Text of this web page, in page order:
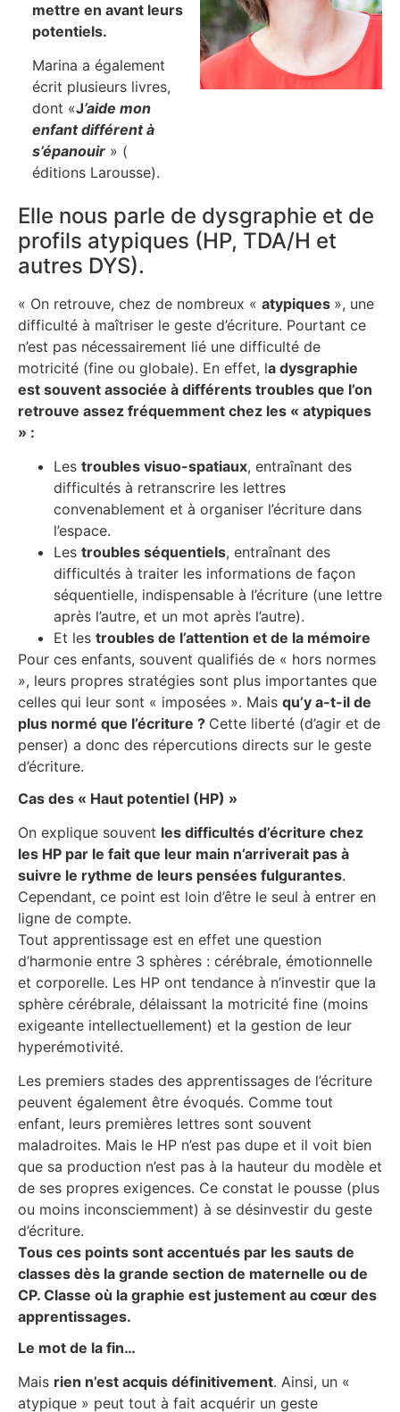
mettre en avant leurs
potentiels.
Marina a également
écrit plusieurs livres,
dont «J’aide mon
enfant différent à
s’épanouir » (
éditions Larousse).
Elle nous parle de dysgraphie et de
profils atypiques (HP, TDA/H et
autres DYS).
« On retrouve, chez de nombreux « atypiques », une
difficulté à maîtriser le geste d’écriture. Pourtant ce
n’est pas nécessairement lié une difficulté de
motricité (fine ou globale). En effet, la dysgraphie
est souvent associée à différents troubles que l’on
retrouve assez fréquemment chez les « atypiques
» :
Les troubles visuo-spatiaux, entraînant des
difficultés à retranscrire les lettres
convenablement et à organiser l’écriture dans
l’espace.
Les troubles séquentiels, entraînant des
difficultés à traiter les informations de façon
séquentielle, indispensable à l’écriture (une lettre
après l’autre, et un mot après l’autre).
Et les troubles de l’attention et de la mémoire
Pour ces enfants, souvent qualifiés de « hors normes
», leurs propres stratégies sont plus importantes que
celles qui leur sont « imposées ». Mais qu’y a-t-il de
plus normé que l’écriture ? Cette liberté (d’agir et de
penser) a donc des répercutions directs sur le geste
d’écriture.
Cas des « Haut potentiel (HP) »
On explique souvent les difficultés d’écriture chez
les HP par le fait que leur main n’arriverait pas à
suivre le rythme de leurs pensées fulgurantes.
Cependant, ce point est loin d’être le seul à entrer en
ligne de compte.
Tout apprentissage est en effet une question
d’harmonie entre 3 sphères : cérébrale, émotionnelle
et corporelle. Les HP ont tendance à n’investir que la
sphère cérébrale, délaissant la motricité fine (moins
exigeante intellectuellement) et la gestion de leur
hyperémotivité.
Les premiers stades des apprentissages de l’écriture
peuvent également être évoqués. Comme tout
enfant, leurs premières lettres sont souvent
maladroites. Mais le HP n’est pas dupe et il voit bien
que sa production n’est pas à la hauteur du modèle et
de ses propres exigences. Ce constat le pousse (plus
ou moins inconsciemment) à se désinvestir du geste
d’écriture.
Tous ces points sont accentués par les sauts de
classes dès la grande section de maternelle ou de
CP. Classe où la graphie est justement au cœur des
apprentissages.
Le mot de la fin…
Mais rien n’est acquis définitivement. Ainsi, un «
atypique » peut tout à fait acquérir un geste